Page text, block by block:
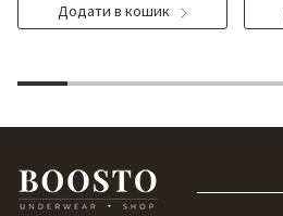
Додати в кошик